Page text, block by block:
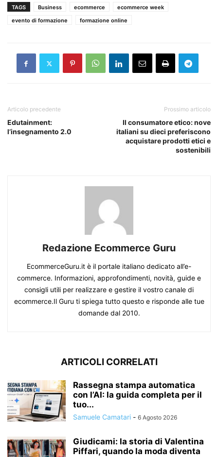
TAGS Business ecommerce
ecommerce week
evento di formazione
formazione online
Articolo precedente
Edutainment:
l’insegnamento 2.0
Prossimo articolo
Il consumatore etico: nove
italiani su dieci preferiscono
acquistare prodotti etici e
sostenibili
Redazione Ecommerce Guru
EcommerceGuru.it è il portale italiano dedicato all’e-
commerce. Informazioni, approfondimenti, novità, guide e
consigli utili per realizzare e gestire il vostro canale di
ecommerce.Il Guru ti spiega tutto questo e risponde alle tue
domande dal 2010.
ARTICOLI CORRELATI
Rassegna stampa automatica
con l’AI: la guida completa per il
tuo...
Samuele Camatari - 6 Agosto 2026
Giudicami: la storia di Valentina
Piffari, quando la moda diventa